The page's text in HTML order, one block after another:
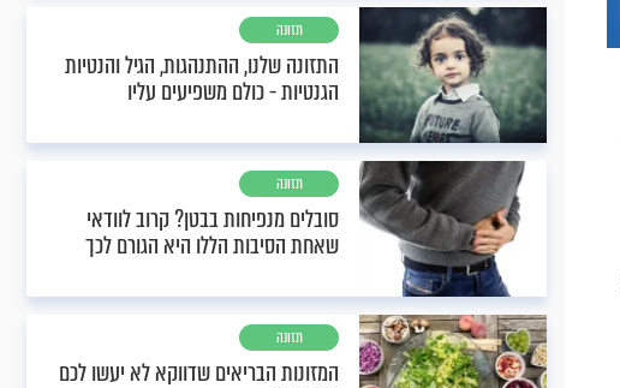
תזונה
התזונה שלנו, ההתנהגות, הגיל והנטיות
הגנטיות - כולם משפיעים עליו
תזונה
סובלים מנפיחות בבטן? קרוב לוודאי
שאחת הסיבות הללו היא הגורם לכך
תזונה
המזונות הבריאים שדווקא לא יעשו לכם